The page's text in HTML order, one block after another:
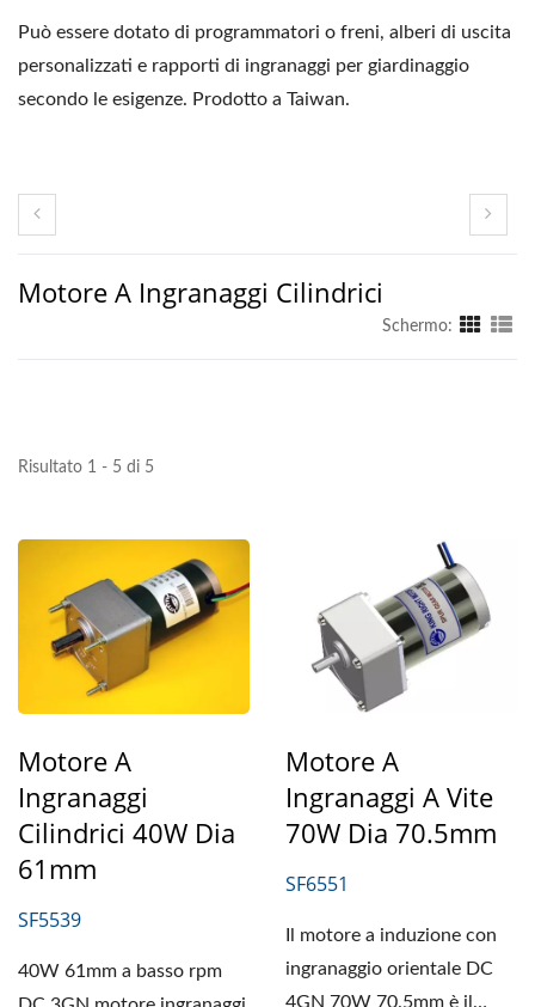
Può essere dotato di programmatori o freni, alberi di uscita
personalizzati e rapporti di ingranaggi per giardinaggio
secondo le esigenze. Prodotto a Taiwan.
Motore A Ingranaggi Cilindrici
Schermo:
Risultato 1 - 5 di 5
Motore A
Ingranaggi
Cilindrici 40W Dia
61mm
SF5539
40W 61mm a basso rpm
Motore A
Ingranaggi A Vite
70W Dia 70.5mm
SF6551
Il motore a induzione con
ingranaggio orientale DC
4GN 70W 70.5mm è il